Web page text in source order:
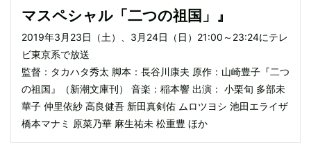
マスペシャル「二つの祖国」』
2019年3月23日（土）、3月24日（日）21:00～23:24にテレ
ビ東京系で放送
監督：タカハタ秀太 脚本：長谷川康夫 原作：山崎豊子『二つ
の祖国』（新潮文庫刊） 音楽：稲本響 出演： 小栗旬 多部未
華子 仲里依紗 高良健吾 新田真剣佑 ムロツヨシ 池田エライザ
橋本マナミ 原菜乃華 麻生祐未 松重豊 ほか